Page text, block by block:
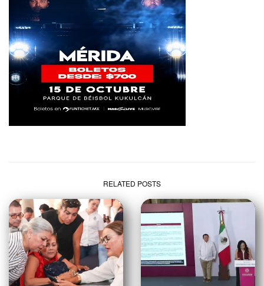
RELATED POSTS